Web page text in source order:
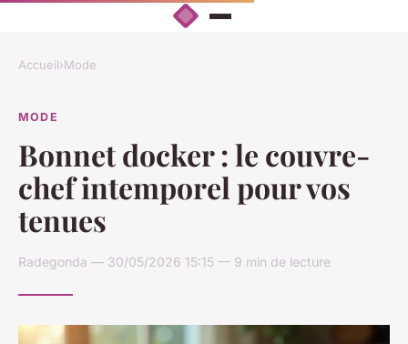
Accueil›Mode
MODE
Bonnet docker : le couvre-
chef intemporel pour vos
tenues
Radegonda — 30/05/2026 15:15 — 9 min de lecture